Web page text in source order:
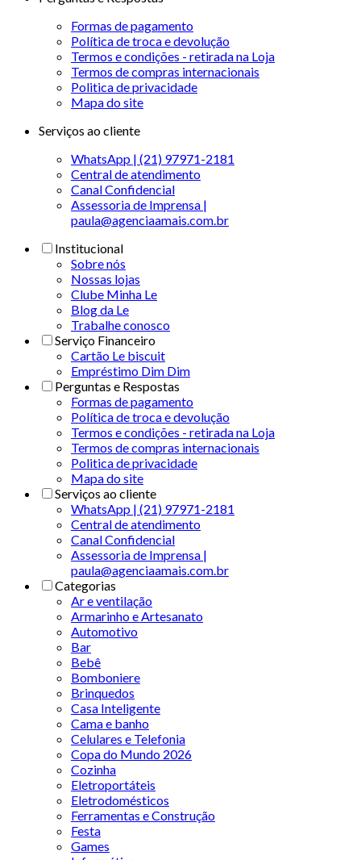
Formas de pagamento
Política de troca e devolução
Termos e condições - retirada na Loja
Termos de compras internacionais
Politica de privacidade
Mapa do site
Serviços ao cliente
WhatsApp | (21) 97971-2181
Central de atendimento
Canal Confidencial
Assessoria de Imprensa |
paula@agenciaamais.com.br
Institucional
Sobre nós
Nossas lojas
Clube Minha Le
Blog da Le
Trabalhe conosco
Serviço Financeiro
Cartão Le biscuit
Empréstimo Dim Dim
Perguntas e Respostas
Formas de pagamento
Política de troca e devolução
Termos e condições - retirada na Loja
Termos de compras internacionais
Politica de privacidade
Mapa do site
Serviços ao cliente
WhatsApp | (21) 97971-2181
Central de atendimento
Canal Confidencial
Assessoria de Imprensa |
paula@agenciaamais.com.br
Categorias
Ar e ventilação
Armarinho e Artesanato
Automotivo
Bar
Bebê
Bomboniere
Brinquedos
Casa Inteligente
Cama e banho
Celulares e Telefonia
Copa do Mundo 2026
Cozinha
Eletroportáteis
Eletrodomésticos
Ferramentas e Construção
Festa
Games